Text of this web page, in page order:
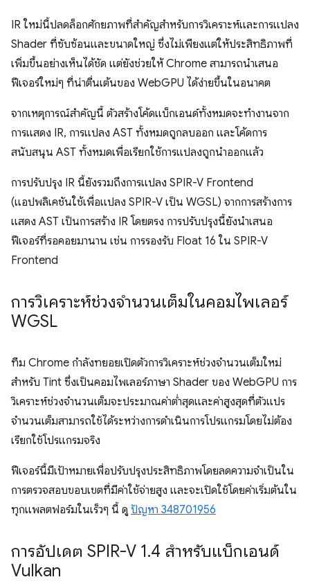
IR ใหม่นี้ปลดล็อกศักยภาพที่สำคัญสำหรับการวิเคราะห์และการแปลง
Shader ที่ซับซ้อนและขนาดใหญ่ ซึ่งไม่เพียงแต่ให้ประสิทธิภาพที่
เพิ่มขึ้นอย่างเห็นได้ชัด แต่ยังช่วยให้ Chrome สามารถนำเสนอ
ฟีเจอร์ใหม่ๆ ที่น่าตื่นเต้นของ WebGPU ได้ง่ายขึ้นในอนาคต
จากเหตุการณ์สำคัญนี้ ตัวสร้างโค้ดแบ็กเอนด์ทั้งหมดจะทำงานจาก
การแสดง IR, การแปลง AST ทั้งหมดถูกลบออก และโค้ดการ
สนับสนุน AST ทั้งหมดเพื่อเรียกใช้การแปลงถูกนำออกแล้ว
การปรับปรุง IR นี้ยังรวมถึงการแปลง SPIR-V Frontend
(แอปพลิเคชันใช้เพื่อแปลง SPIR-V เป็น WGSL) จากการสร้างการ
แสดง AST เป็นการสร้าง IR โดยตรง การปรับปรุงนี้ยังนำเสนอ
ฟีเจอร์ที่รอคอยมานาน เช่น การรองรับ Float 16 ใน SPIR-V
Frontend
การวิเคราะห์ช่วงจำนวนเต็มในคอมไพเลอร์
WGSL
ทีม Chrome กำลังทยอยเปิดตัวการวิเคราะห์ช่วงจำนวนเต็มใหม่
สำหรับ Tint ซึ่งเป็นคอมไพเลอร์ภาษา Shader ของ WebGPU การ
วิเคราะห์ช่วงจำนวนเต็มจะประมาณค่าต่ำสุดและค่าสูงสุดที่ตัวแปร
จำนวนเต็มสามารถใช้ได้ระหว่างการดำเนินการโปรแกรมโดยไม่ต้อง
เรียกใช้โปรแกรมจริง
ฟีเจอร์นี้มีเป้าหมายเพื่อปรับปรุงประสิทธิภาพโดยลดความจำเป็นใน
การตรวจสอบขอบเขตที่มีค่าใช้จ่ายสูง และจะเปิดใช้โดยค่าเริ่มต้นใน
ทุกแพลตฟอร์มในเร็วๆ นี้ ดู ปัญหา 348701956
การอัปเดต SPIR-V 1.4 สำหรับแบ็กเอนด์
Vulkan